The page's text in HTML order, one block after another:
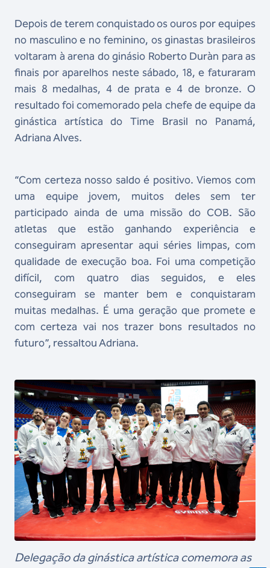
Depois de terem conquistado os ouros por equipes
no masculino e no feminino, os ginastas brasileiros
voltaram à arena do ginásio Roberto Duràn para as
finais por aparelhos neste sábado, 18, e faturaram
mais 8 medalhas, 4 de prata e 4 de bronze. O
resultado foi comemorado pela chefe de equipe da
ginástica artística do Time Brasil no Panamá,
Adriana Alves.
“Com certeza nosso saldo é positivo. Viemos com
uma equipe jovem, muitos deles sem ter
participado ainda de uma missão do COB. São
atletas que estão ganhando experiência e
conseguiram apresentar aqui séries limpas, com
qualidade de execução boa. Foi uma competição
difícil, com quatro dias seguidos, e eles
conseguiram se manter bem e conquistaram
muitas medalhas. É uma geração que promete e
com certeza vai nos trazer bons resultados no
futuro”, ressaltou Adriana.
Delegação da ginástica artística comemora as